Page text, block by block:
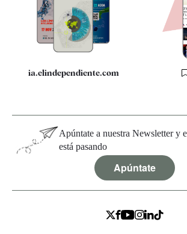
Quiénes somos
Especificaciones
ia.elindependiente.com
Apúntate a nuestra Newsletter y
está pasando
Apúntate